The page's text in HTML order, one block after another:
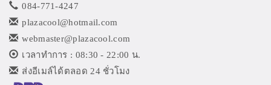
084-771-4247
plazacool@hotmail.com
webmaster@plazacool.com
เวลาทำการ : 08:30 - 22:00 น.
ส่งอีเมล์ได้ตลอด 24 ชั่วโมง